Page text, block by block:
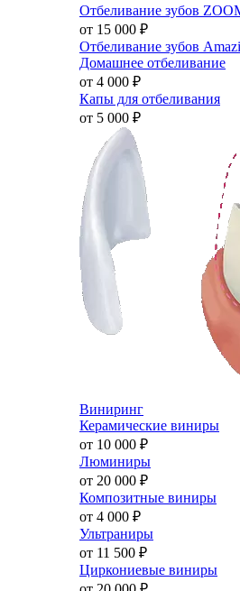
Отбеливание зубов
от 15 000 ₽
Отбеливание зубов
Домашнее отбеливание
от 4 000 ₽
Капы для отбеливания
от 5 000 ₽
Виниринг
Керамические виниры
от 10 000 ₽
Люминиры
от 20 000 ₽
Композитные виниры
от 4 000 ₽
Ультраниры
от 11 500 ₽
Циркониевые виниры